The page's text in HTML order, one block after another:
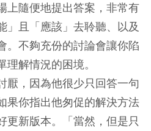
上隨便地提出答案，非常有
」且「應該」去聆聽、以及
。不夠充份的討論會讓你陷
解情況的困境。
厭，因為他很少只回答一句
果你指出他匆促的解決方法
更新版本。「當然，但是只